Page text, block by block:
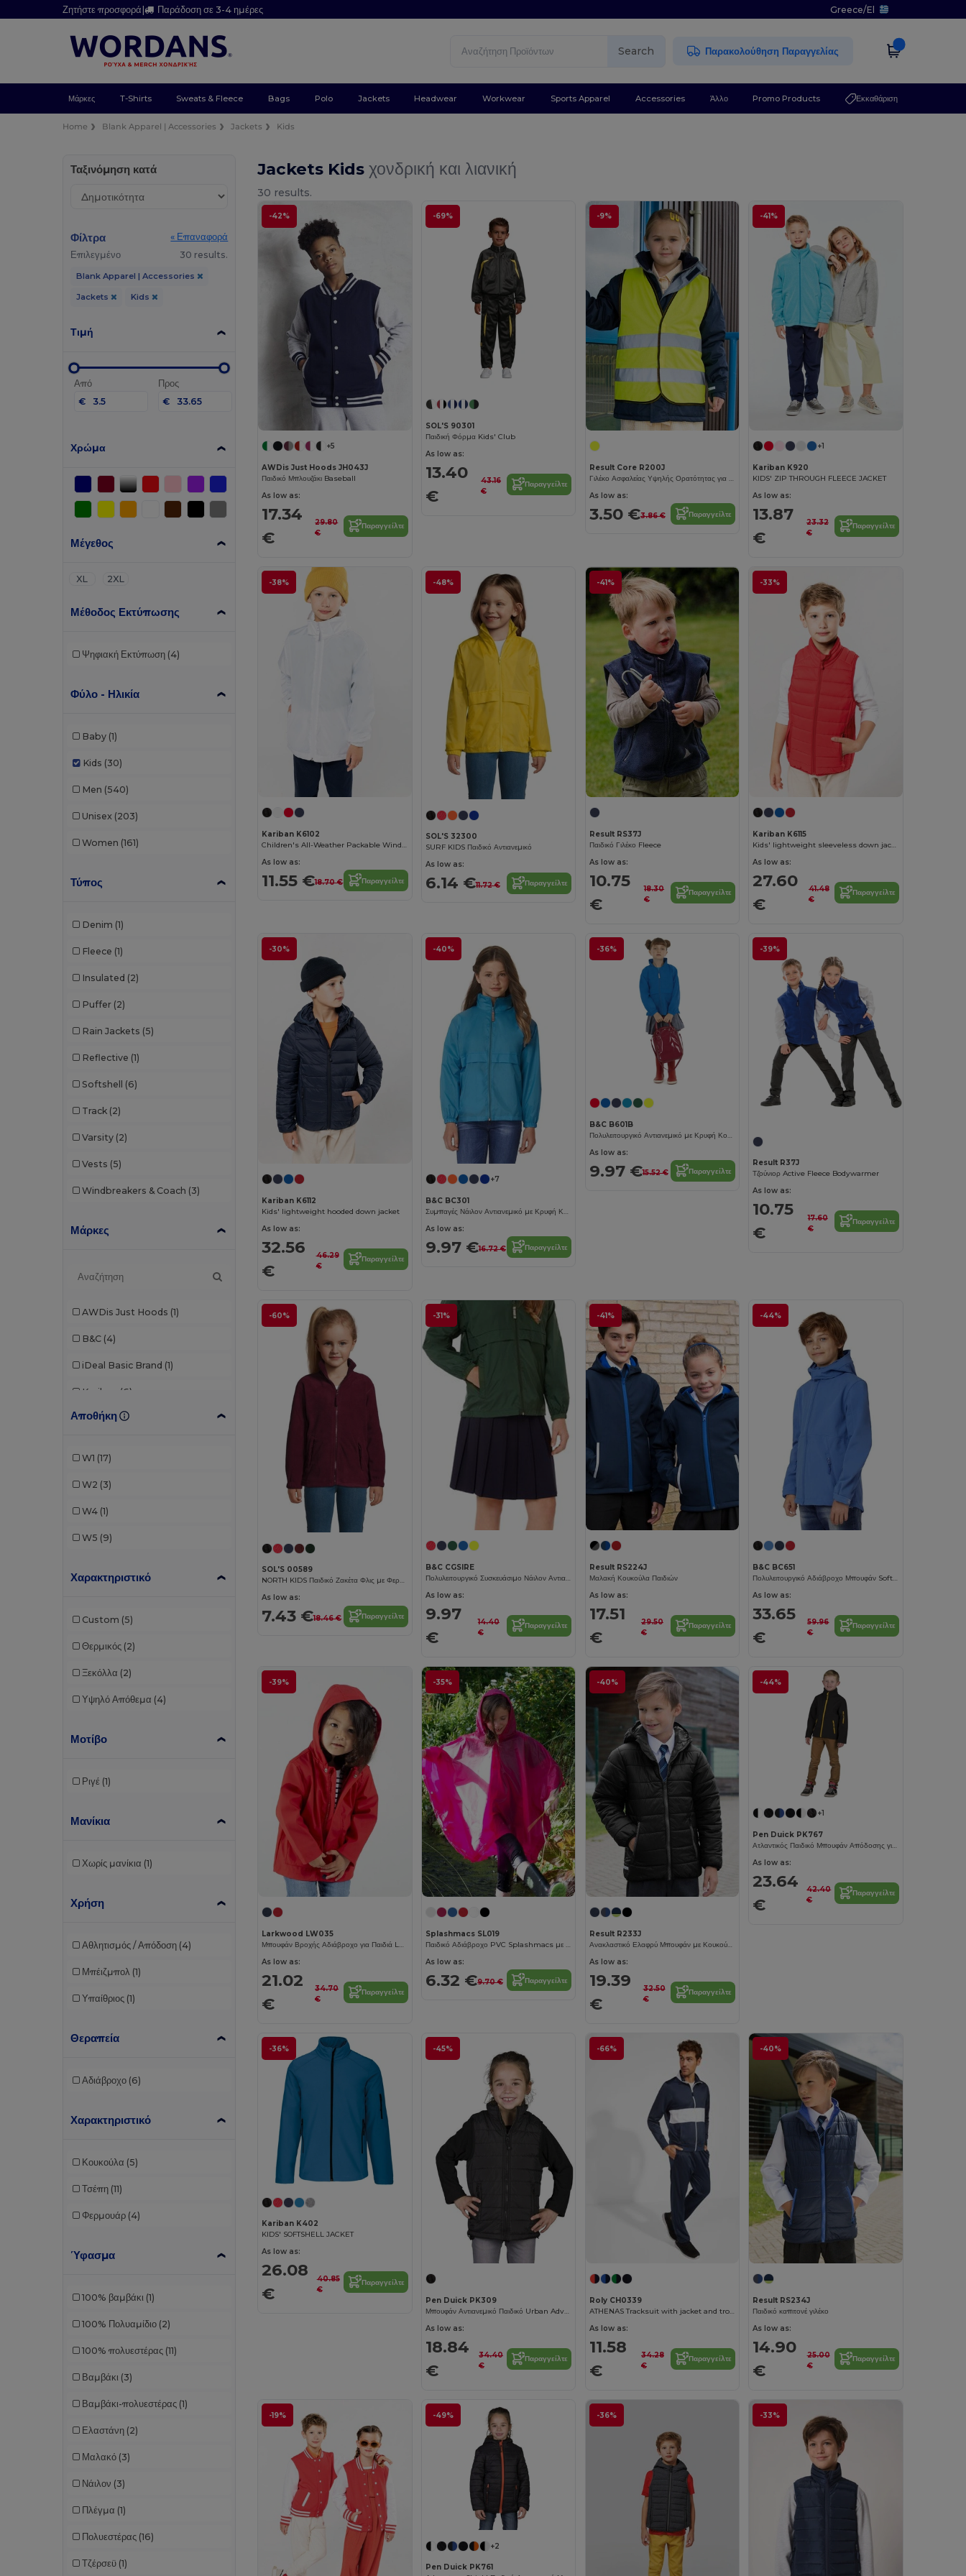
Ζητήστε προσφορά| Παράδοση σε 3-4 ημέρες Greece/El
Search Παρακολούθηση Παραγγελίας
Μάρκες T-Shirts Sweats & Fleece Bags Polo Jackets Headwear Workwear Sports Apparel Accessories Άλλο Promo Products Εκκαθάριση
Home Blank Apparel | Accessories Jackets Kids
Ταξινόμηση κατά
Φίλτρα
« Επαναφορά
Επιλεγμένο
30 results.
Blank Apparel | Accessories
Jackets Kids
Τιμή
Από
€
Προς
€
Χρώμα
Μέγεθος
XL 2XL
Μέθοδος Εκτύπωσης
Ψηφιακή Εκτύπωση (4)
Φύλο - Ηλικία
Baby (1)
Kids (30)
Men (540)
Unisex (203)
Women (161)
Τύπος
Denim (1)
Fleece (1)
Insulated (2)
Puffer (2)
Rain Jackets (5)
Reflective (1)
Softshell (6)
Track (2)
Varsity (2)
Vests (5)
Windbreakers & Coach (3)
Μάρκες
AWDis Just Hoods (1)
B&C (4)
iDeal Basic Brand (1)
Kariban (6)
Larkwood
SOL'S (3)
Αποθήκη
W1 (17)
W2 (3)
W4 (1)
W5 (9)
Χαρακτηριστικό
Custom (5)
Θερμικός (2)
Ξεκόλλα (2)
Υψηλό Απόθεμα (4)
Μοτίβο
Ριγέ (1)
Μανίκια
Χωρίς μανίκια (1)
Χρήση
Αθλητισμός / Απόδοση (4)
Μπέιζμπολ (1)
Υπαίθριος (1)
Θεραπεία
Αδιάβροχο (6)
Χαρακτηριστικό
Κουκούλα (5)
Τσέπη (11)
Φερμουάρ (4)
Ύφασμα
100% βαμβάκι (1)
100% Πολυαμίδιο (2)
100% πολυεστέρας (11)
Βαμβάκι (3)
Βαμβάκι-πολυεστέρας (1)
Ελαστάνη (2)
Μαλακό (3)
Νάιλον (3)
Πλέγμα (1)
Πολυεστέρας (16)
Τζέρσεϋ (1)
Jackets Kidsχονδρική και λιανική
30 results.
-42%
+5
AWDis Just Hoods JH043J
Παιδικό Μπλουζάκι Baseball
As low as:
17.34
€
29.80
€
Παραγγείλτε
-69%
SOL'S 90301
Παιδική Φόρμα Kids' Club
As low as:
13.40
€
43.16
€
Παραγγείλτε
-9%
Result Core R200J
Γιλέκο Ασφαλείας Υψηλής Ορατότητας για Παιδιά με Ανακλαστικές Λωρίδες
As low as:
3.50 €3.86 € Παραγγείλτε
-41%
+1
Kariban K920
KIDS' ZIP THROUGH FLEECE JACKET
As low as:
13.87
€
23.32
€
Παραγγείλτε
-38%
Kariban K6102
Children's All-Weather Packable Windbreaker Jacket
As low as:
11.55 €18.70 € Παραγγείλτε
-48%
SOL'S 32300
SURF KIDS Παιδικό Αντιανεμικό
As low as:
6.14 €11.72 € Παραγγείλτε
-41%
Result RS37J
Παιδικό Γιλέκο Fleece
As low as:
10.75
€
18.30
€
Παραγγείλτε
-33%
Kariban K6115
Kids' lightweight sleeveless down jacket
As low as:
27.60
€
41.48
€
Παραγγείλτε
-30%
Kariban K6112
Kids' lightweight hooded down jacket
As low as:
32.56
€
46.29
€
Παραγγείλτε
-40%
+7
B&C BC301
Συμπαγές Νάιλον Αντιανεμικό με Κρυφή Κουκούλα
As low as:
9.97 €16.72 € Παραγγείλτε
-36%
B&C B601B
As low as:
9.97 €15.52 € Παραγγείλτε
-39%
Result R37J
Τζούνιορ Active Fleece Bodywarmer
As low as:
10.75
€
17.60
€
Παραγγείλτε
-60%
SOL'S 00589
NORTH KIDS Παιδικό Ζακέτα Φλις με Φερμουάρ
As low as:
7.43 €18.46 € Παραγγείλτε
-31%
B&C CGSIRE
Πολυλειτουργικό Συσκευάσιμο Νάιλον Αντιανεμικό Μπουφάν
As low as:
9.97
€
14.40
€
Παραγγείλτε
-41%
Result RS224J
Μαλακή Κουκούλα Παιδιών
As low as:
17.51
€
29.50
€
Παραγγείλτε
-44%
B&C BC651
Πολυλειτουργικό Αδιάβροχο Μπουφάν Soft-Shell με Αποσπώμενη Κουκούλα
As low as:
33.65
€
59.96
€
Παραγγείλτε
-39%
Larkwood LW035
Μπουφάν Βροχής Αδιάβροχο για Παιδιά Larkwood
As low as:
21.02
€
34.70
€
Παραγγείλτε
-35%
Splashmacs SL019
Παιδικό Αδιάβροχο PVC Splashmacs με Ρυθμιζόμενη Κουκούλα
As low as:
6.32 €9.70 € Παραγγείλτε
-40%
Result R233J
Ανακλαστικό Ελαφρύ Μπουφάν με Κουκούλα και Τσέπες με Φερμουάρ
As low as:
19.39
€
32.50
€
Παραγγείλτε
-44%
+1
Pen Duick PK767
As low as:
23.64
€
42.40
€
Παραγγείλτε
-36%
Kariban K402
KIDS' SOFTSHELL JACKET
As low as:
26.08
€
40.85
€
Παραγγείλτε
-45%
Pen Duick PK309
Μπουφάν Αντιανεμικό Παιδικό Urban Adventure
As low as:
18.84
€
34.40
€
Παραγγείλτε
-66%
Roly CH0339
ATHENAS Tracksuit with jacket and trousers
As low as:
11.58
€
34.28
€
Παραγγείλτε
-40%
Result RS234J
Παιδικό καπιτονέ γιλέκο
As low as:
14.90
€
25.00
€
Παραγγείλτε
-19% -49%
+2
Pen Duick PK761
-36% -33%